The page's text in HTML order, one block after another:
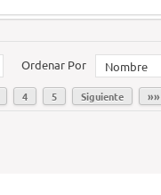
Ordenar Por Nombre
4 5 Siguiente »»